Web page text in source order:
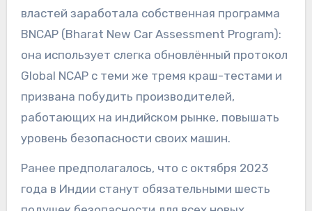
властей заработала собственная программа
BNCAP (Bharat New Car Assessment Program):
она использует слегка обновлённый протокол
Global NCAP с теми же тремя краш-тестами и
призвана побудить производителей,
работающих на индийском рынке, повышать
уровень безопасности своих машин.
Ранее предполагалось, что с октября 2023
года в Индии станут обязательными шесть